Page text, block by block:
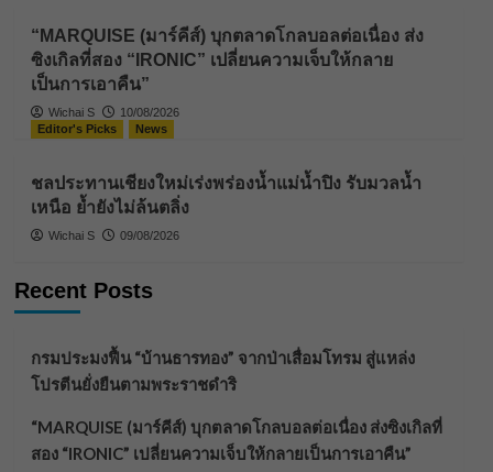
“MARQUISE (มาร์คีส์) บุกตลาดโกลบอลต่อเนื่อง ส่ง
ซิงเกิลที่สอง “IRONIC” เปลี่ยนความเจ็บให้กลาย
เป็นการเอาคืน”
Wichai S
10/08/2026
Editor's Picks
News
ชลประทานเชียงใหม่เร่งพร่องน้ำแม่น้ำปิง รับมวลน้ำ
เหนือ ย้ำยังไม่ล้นตลิ่ง
Wichai S 09/08/2026
Recent Posts
กรมประมงฟื้น “บ้านธารทอง” จากป่าเสื่อมโทรม สู่แหล่ง
โปรตีนยั่งยืนตามพระราชดำริ
“MARQUISE (มาร์คีส์) บุกตลาดโกลบอลต่อเนื่อง ส่งซิงเกิลที่
สอง “IRONIC” เปลี่ยนความเจ็บให้กลายเป็นการเอาคืน”